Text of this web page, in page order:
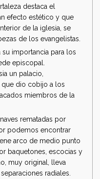
destaca el
efecto estético y que
de la iglesia, se
de los evangelistas.
su importancia para los
episcopal.
un palacio,
que dio cobijo a los
miembros de la
rematadas por
podemos encontrar
arco de medio punto
baquetones, escocias y
muy original, lleva
radiales.